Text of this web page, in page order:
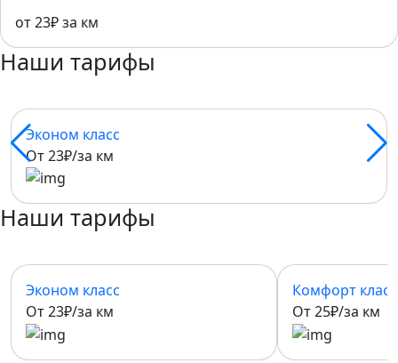
от 23₽ за км
Наши тарифы
Эконом класс
От 23₽/за км
Наши тарифы
Эконом класс
От 23₽/за км
Комфорт класс
От 25₽/за км